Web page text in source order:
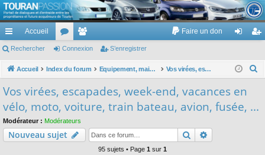
TouranPassion
Le forum des propriétaires ou futurs acquéreurs du Volkswagen Touran
cc
ès
de
Accueil
or
u
e
m
es
Faire un don
ne
on
nr
Rechercher Connexion S’enregistrer
Accueil Index du forum Equipement, maison, famille, passion, hobby, détente, ... Vos virées, escapades, week-end, vacances en vélo, moto, voiture, train bateau, avion, fusée, ...
Vos virées, escapades, week-end, vacances en
vélo, moto, voiture, train bateau, avion, fusée, ...
Modérateur : Modérateurs
Nouveau sujet Rechercher
95 sujets • Page 1 sur 1